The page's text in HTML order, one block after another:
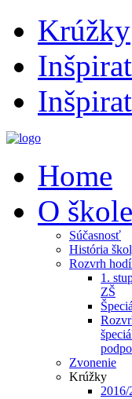
Krúžky
Home
O škole
Súčasnosť
História
Rozvrh
1.
ZŠ
Zvonenie
Krúžky
2016/